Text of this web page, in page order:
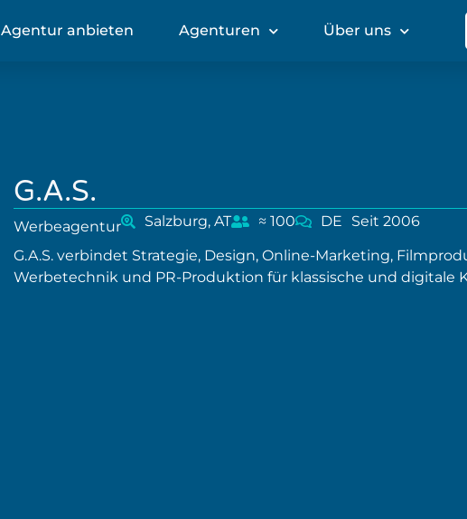
Agentur anbieten Agenturen Über uns
G.A.S.
Werbeagentur Salzburg, AT ≈ 100 DE
Seit 2006
G.A.S. verbindet Strategie, Design, Online-Marketing,
Werbetechnik und PR-Produktion für klassische und digitale